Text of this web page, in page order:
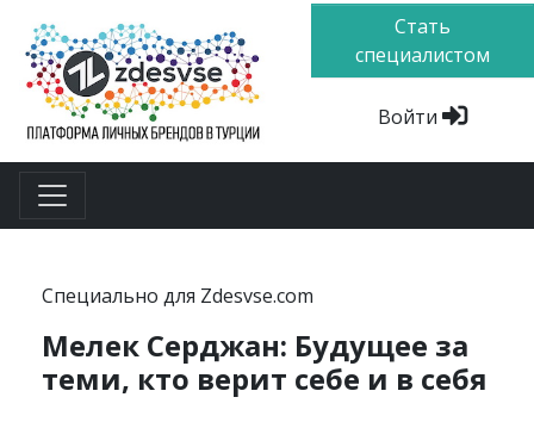
Стать
специалистом
Войти
Специально для Zdesvse.com
Мелек Серджан: Будущее за
теми, кто верит себе и в себя